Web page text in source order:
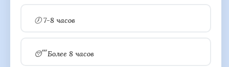
🕖 7-8 часов
😴 Более 8 часов